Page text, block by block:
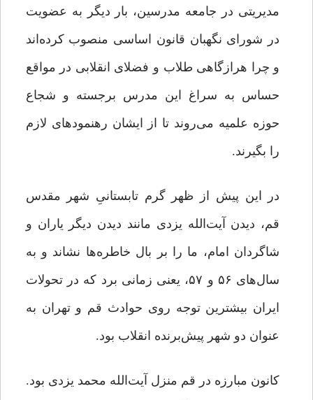
مدیریتی در جامعه مدرسین، بار دیگر به عضویت
در شورای نگهبان قانون اساسی منصوب ‌کرده‌اند
و چرا هرازگاهی طلاب و فضلای انقلابی در مواقع
حساس به سراغ این مدرس برجسته و شجاع
حوزه علمیه می‌روند تا از ایشان رهنمودهای لازم
را بگیرند.
در این پیش از ظهر گرم تابستانیِ شهر مقدس
قم، دیدن آیت‌الله یزدی مانند دیدن دیگر یاران و
شاگردان امام، ما را بر بال خاطره‌ها نشاند و به
سال‌های ۵۶ و ۵۷، یعنی زمانی برد که در تحولات
ایران بیشترین توجه روی حوادث قم و تهران به
عنوان دو شهر پیش‌برنده انقلاب بود.
کانون مبارزه در قم منزل آیت‌الله محمد یزدی بود.